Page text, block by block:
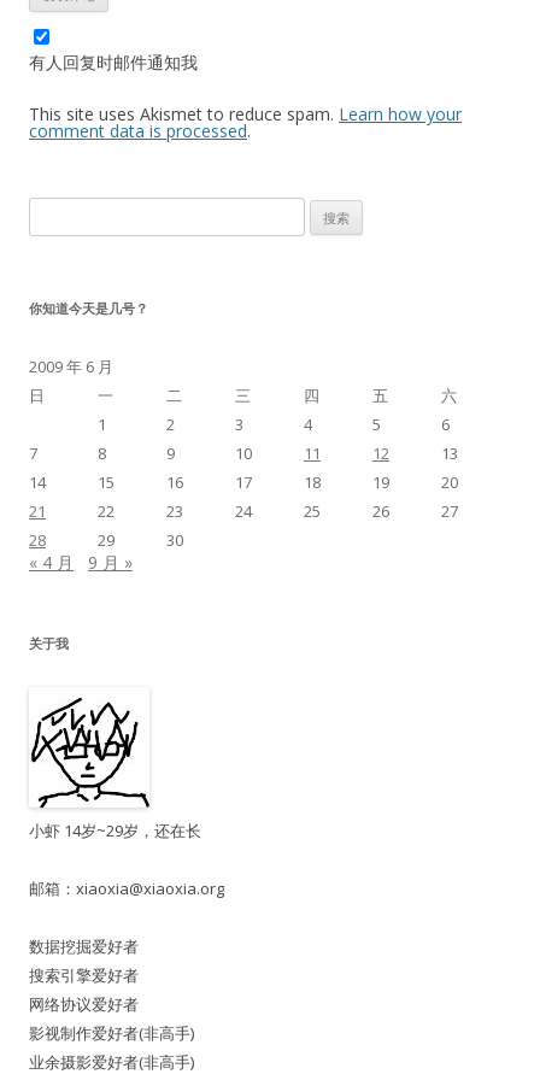
有人回复时邮件通知我
This site uses Akismet to reduce spam. Learn how your
comment data is processed.
索：
你知道今天是几号？
2009 年 6 月
日
一 二 三 四 五
六
1
2 3 4 5
6
7
8 9 10 11 12
13
14
15 16 17 18 19
20
21
22 23 24 25 26
27
28
29 30
« 4 月 9 月 »
关于我
小虾 14岁~29岁，还在长
邮箱： xiaoxia@xiaoxia.org
数据挖掘爱好者
搜索引擎爱好者
网络协议爱好者
影视制作爱好者(非高手)
业余摄影爱好者(非高手)